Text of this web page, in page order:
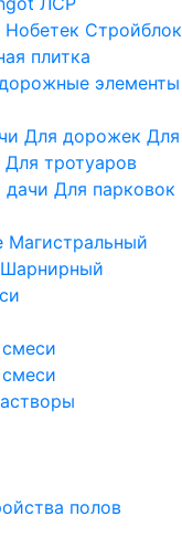
Нобетек Стройблок
плитка
элементы
Для дорожек Для
Для тротуаров
дачи Для парковок
Магистральный
Шарнирный
полов